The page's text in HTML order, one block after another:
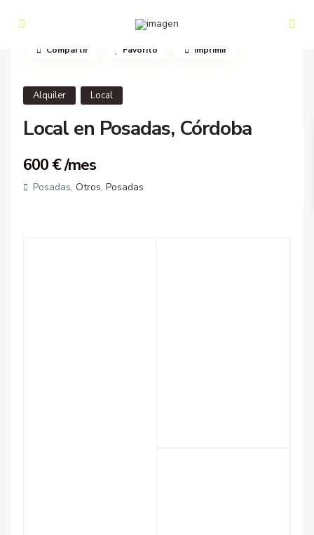
Alquiler Local
Local en Posadas, Córdoba
600 €/mes
Posadas,Otros,Posadas
Compartir Favorito Imprimir